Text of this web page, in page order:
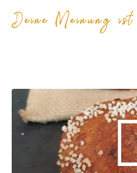
Deine Meinung ist